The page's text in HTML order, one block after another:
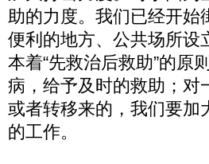
助的力度。我们已经开始
便利的地方、公共场所设
本着“先救治后救助”的原
病，给予及时的救助；对
或者转移来的，我们要加
的工作。